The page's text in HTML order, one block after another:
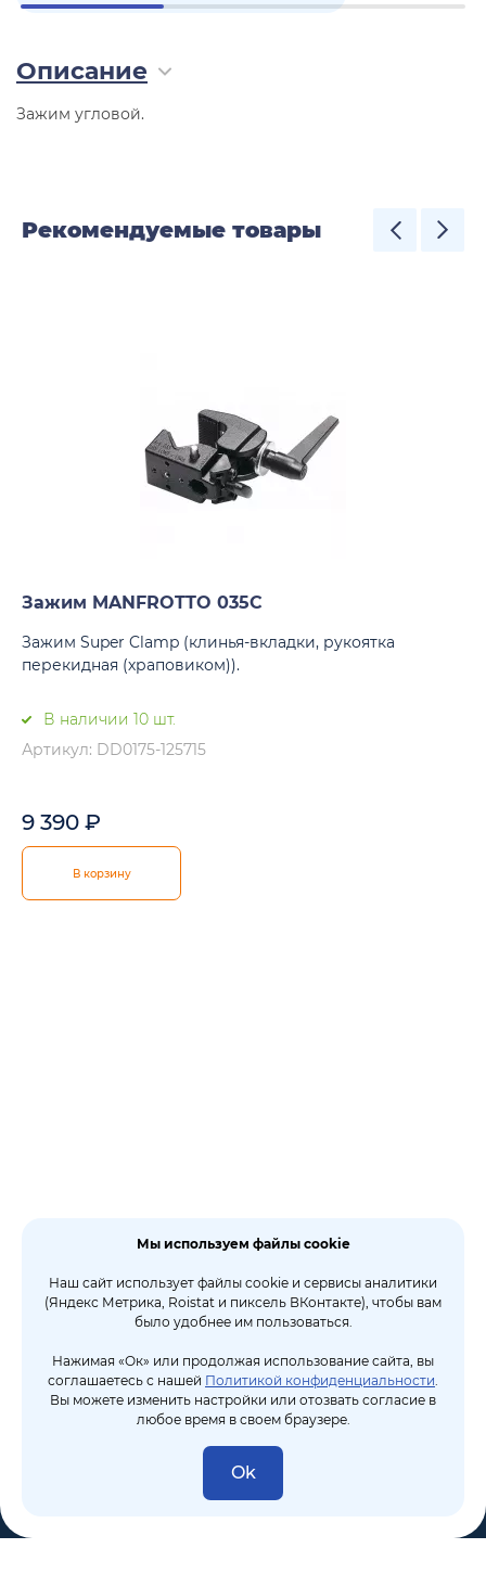
Описание
Зажим угловой.
Рекомендуемые товары
Зажим MANFROTTO 035C
Зажим Super Clamp (клинья-вкладки, рукоятка
перекидная (храповиком)).
В наличии 10 шт.
Артикул: DD0175-125715
9 390 ₽
В корзину
Мы используем файлы cookie
Наш сайт использует файлы cookie и сервисы аналитики
(Яндекс Метрика, Roistat и пиксель ВКонтакте), чтобы вам
было удобнее им пользоваться.
Нажимая «Ок» или продолжая использование сайта, вы
соглашаетесь с нашей Политикой конфиденциальности.
Вы можете изменить настройки или отозвать согласие в
любое время в своем браузере.
Ok